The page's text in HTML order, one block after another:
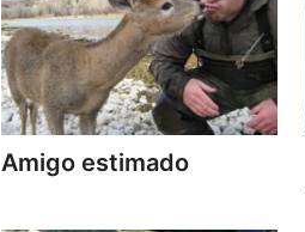
Amigo estimado